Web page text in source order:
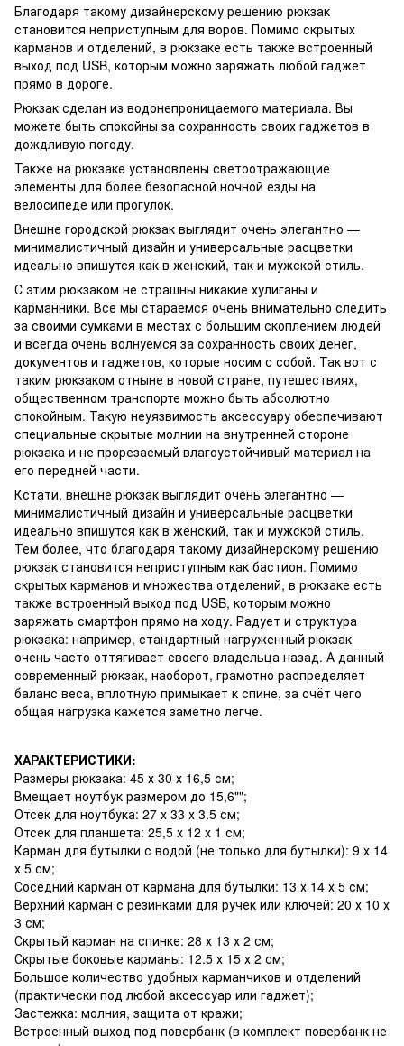
Благодаря такому дизайнерскому решению рюкзак
становится неприступным для воров. Помимо скрытых
карманов и отделений, в рюкзаке есть также встроенный
выход под USB, которым можно заряжать любой гаджет
прямо в дороге.
Рюкзак сделан из водонепроницаемого материала. Вы
можете быть спокойны за сохранность своих гаджетов в
дождливую погоду.
Также на рюкзаке установлены светоотражающие
элементы для более безопасной ночной езды на
велосипеде или прогулок.
Внешне городской рюкзак выглядит очень элегантно —
минималистичный дизайн и универсальные расцветки
идеально впишутся как в женский, так и мужской стиль.
С этим рюкзаком не страшны никакие хулиганы и
карманники. Все мы стараемся очень внимательно следить
за своими сумками в местах с большим скоплением людей
и всегда очень волнуемся за сохранность своих денег,
документов и гаджетов, которые носим с собой. Так вот с
таким рюкзаком отныне в новой стране, путешествиях,
общественном транспорте можно быть абсолютно
спокойным. Такую неуязвимость аксессуару обеспечивают
специальные скрытые молнии на внутренней стороне
рюкзака и не прорезаемый влагоустойчивый материал на
его передней части.
Кстати, внешне рюкзак выглядит очень элегантно —
минималистичный дизайн и универсальные расцветки
идеально впишутся как в женский, так и мужской стиль.
Тем более, что благодаря такому дизайнерскому решению
рюкзак становится неприступным как бастион. Помимо
скрытых карманов и множества отделений, в рюкзаке есть
также встроенный выход под USB, которым можно
заряжать смартфон прямо на ходу. Радует и структура
рюкзака: например, стандартный нагруженный рюкзак
очень часто оттягивает своего владельца назад. А данный
современный рюкзак, наоборот, грамотно распределяет
баланс веса, вплотную примыкает к спине, за счёт чего
общая нагрузка кажется заметно легче.
ХАРАКТЕРИСТИКИ:
Размеры рюкзака: 45 х 30 х 16,5 см;
Вмещает ноутбук размером до 15,6"";
Отсек для ноутбука: 27 х 33 х 3.5 см;
Отсек для планшета: 25,5 х 12 х 1 см;
Карман для бутылки с водой (не только для бутылки): 9 х 14
х 5 см;
Соседний карман от кармана для бутылки: 13 х 14 х 5 см;
Верхний карман с резинками для ручек или ключей: 20 х 10 х
3 см;
Скрытый карман на спинке: 28 х 13 х 2 см;
Скрытые боковые карманы: 12.5 х 15 х 2 см;
Большое количество удобных карманчиков и отделений
(практически под любой аксессуар или гаджет);
Застежка: молния, защита от кражи;
Встроенный выход под повербанк (в комплект повербанк не